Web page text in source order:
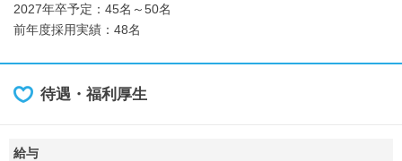
2027年卒予定：45名～50名
前年度採用実績：48名
待遇・福利厚生
給与